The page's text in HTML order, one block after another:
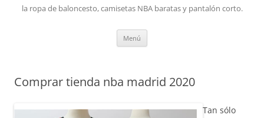
la ropa de baloncesto, camisetas NBA baratas y pantalón corto.
Menú
Comprar tienda nba madrid 2020
Tan sólo